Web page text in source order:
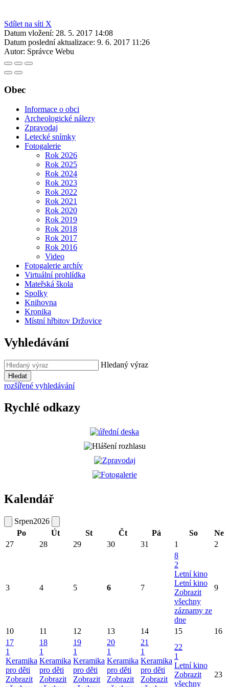
Sdílet na síti X
Datum vložení: 28. 5. 2017 14:08
Datum poslední aktualizace: 9. 6. 2017 11:26
Autor: Správce Webu
Obec
Informace o obci
Archeologické nálezy
Zpravodaj
Letecké snímky
Fotogalerie
Rok 2026
Rok 2025
Rok 2024
Rok 2023
Rok 2022
Rok 2021
Rok 2020
Rok 2019
Rok 2018
Rok 2017
Rok 2016
Video
Fotogalerie archív
Virtuální prohlídka
Mateřská škola
Spolky
Knihovna
Kronika
Místní hřbitov Držovice
Vyhledávání
Hledaný výraz
Hledat
rozšířené vyhledávání
Rychlé odkazy
Kalendář
Srpen2026
Po
Út St Čt Pá So
Ne
27
28 29 30 31 1 2
3 4 5 6 7
8
2
Letní kino
Letní kino
Zobrazit
všechny
záznamy ze
dne
9
10 11 12 13 14 15
16
17
1
Keramika
pro děti
Zobrazit
18
1
Keramika
pro děti
Zobrazit
19
1
Keramika
pro děti
Zobrazit
20
1
Keramika
pro děti
Zobrazit
21
1
Keramika
pro děti
Zobrazit
22
1
Letní kino
Zobrazit
všechny
23